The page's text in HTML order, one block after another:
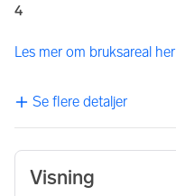
4
Les mer om bruksareal her
Se flere detaljer
Visning